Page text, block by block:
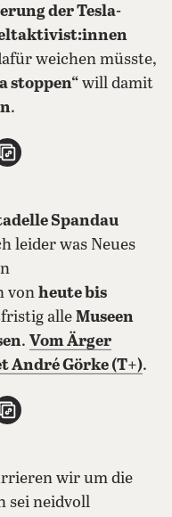
der Tesla-
weichen müsste,
stoppen“will damit
.
teilen
E-Mail teilen
Spandau
leider was Neues
von heute bis
alleMuseen
. Vom Ärger
André Görke (T+).
teilen
E-Mail teilen
wir um die
sei neidvoll